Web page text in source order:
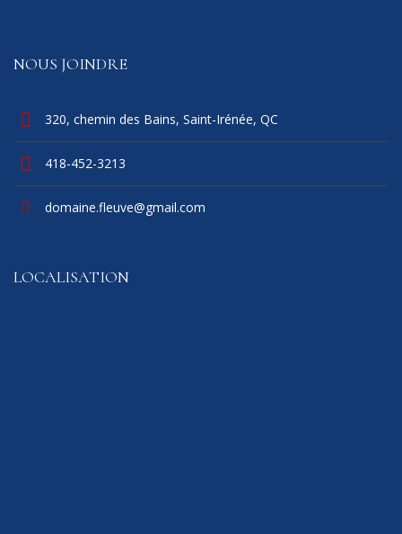
NOUS JOINDRE
320, chemin des Bains, Saint-Irénée, QC
418-452-3213
domaine.fleuve@gmail.com
LOCALISATION